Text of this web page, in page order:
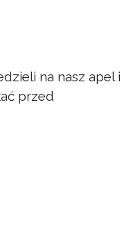
na nasz apel i
przed